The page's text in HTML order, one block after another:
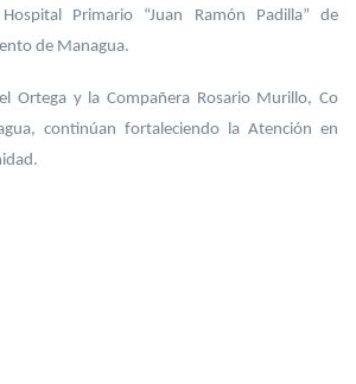
Primario “Juan Ramón Padilla” de
de Managua.
Ortega y la Compañera Rosario Murillo, Co
continúan fortaleciendo la Atención en